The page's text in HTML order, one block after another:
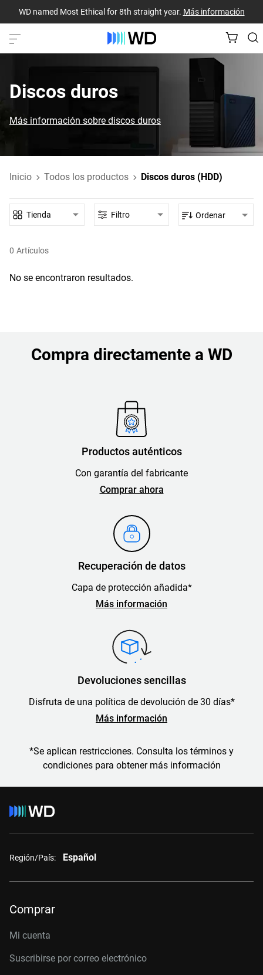
WD named Most Ethical for 8th straight year. Más información
Discos duros
Más información sobre discos duros
Inicio Todos los productos Discos duros (HDD)
0 Artículos
Tienda Filtro Ordenar
No se encontraron resultados.
Compra directamente a WD
Productos auténticos
Con garantía del fabricante
Comprar ahora
Recuperación de datos
Capa de protección añadida*
Más información
Devoluciones sencillas
Disfruta de una política de devolución de 30 días*
Más información
*Se aplican restricciones. Consulta los términos y
condiciones para obtener más información
Región/País: Español
Comprar
Mi cuenta
Suscribirse por correo electrónico